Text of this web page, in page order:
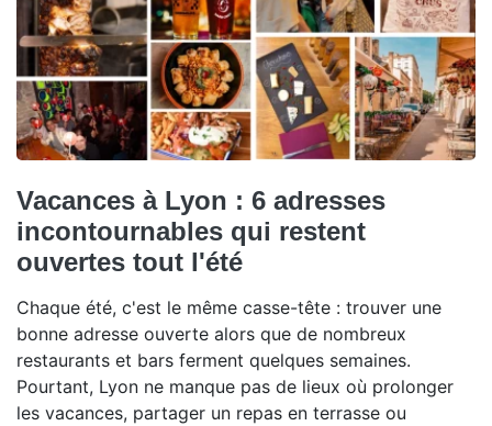
Vacances à Lyon : 6 adresses
incontournables qui restent
ouvertes tout l'été
Chaque été, c'est le même casse-tête : trouver une
bonne adresse ouverte alors que de nombreux
restaurants et bars ferment quelques semaines.
Pourtant, Lyon ne manque pas de lieux où prolonger
les vacances, partager un repas en terrasse ou